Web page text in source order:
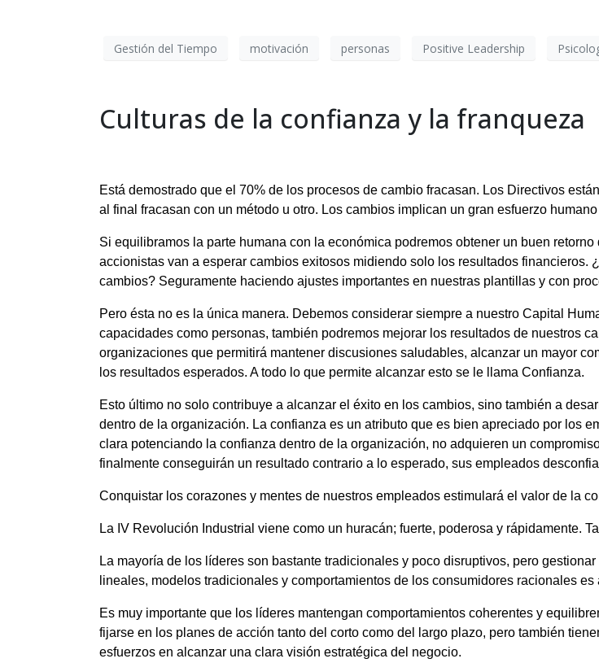
Gestión del Tiempo motivación personas Positive Leadership
Culturas de la confianza y la franqueza
Está demostrado que el 70% de los procesos de cambio fracasan. Los Directivos
al final fracasan con un método u otro. Los cambios implican un gran esfuerzo
Si equilibramos la parte humana con la económica podremos obtener un buen
accionistas van a esperar cambios exitosos midiendo solo los resultados
cambios? Seguramente haciendo ajustes importantes en nuestras plantillas y con
Pero ésta no es la única manera. Debemos considerar siempre a nuestro Capital
capacidades como personas, también podremos mejorar los resultados de nuestros
organizaciones que permitirá mantener discusiones saludables, alcanzar un mayor
los resultados esperados. A todo lo que permite alcanzar esto se le llama Confianza.
Esto último no solo contribuye a alcanzar el éxito en los cambios, sino también a
dentro de la organización. La confianza es un atributo que es bien apreciado por los
clara potenciando la confianza dentro de la organización, no adquieren un
finalmente conseguirán un resultado contrario a lo esperado, sus empleados
Conquistar los corazones y mentes de nuestros empleados estimulará el valor de la
La IV Revolución Industrial viene como un huracán; fuerte, poderosa y rápidamente.
La mayoría de los líderes son bastante tradicionales y poco disruptivos, pero
lineales, modelos tradicionales y comportamientos de los consumidores racionales
Es muy importante que los líderes mantengan comportamientos coherentes y
fijarse en los planes de acción tanto del corto como del largo plazo, pero también
esfuerzos en alcanzar una clara visión estratégica del negocio.